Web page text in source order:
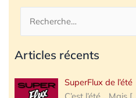
Rechercher :
Articles récents
SuperFlux de l’été